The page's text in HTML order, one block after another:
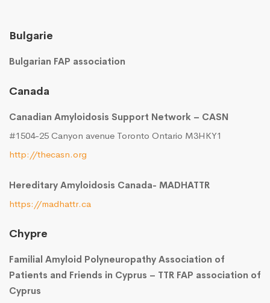
Bulgarie
Bulgarian FAP association
Canada
Canadian Amyloidosis Support Network – CASN
#1504-25 Canyon avenue Toronto Ontario M3HKY1
http://thecasn.org
Hereditary Amyloidosis Canada- MADHATTR
https://madhattr.ca
Chypre
Familial Amyloid Polyneuropathy Association of
Patients and Friends in Cyprus – TTR FAP association of
Cyprus